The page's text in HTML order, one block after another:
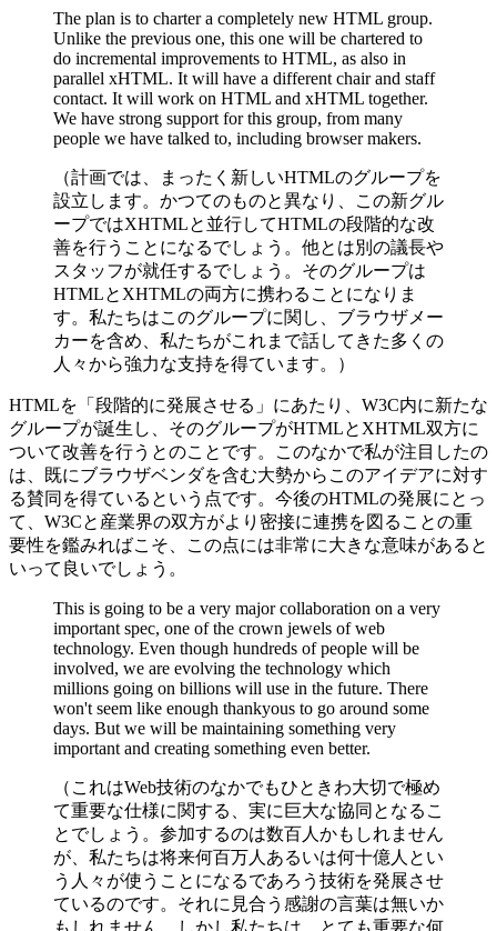
The plan is to charter a completely new HTML group.
Unlike the previous one, this one will be chartered to
do incremental improvements to HTML, as also in
parallel xHTML. It will have a different chair and staff
contact. It will work on HTML and xHTML together.
We have strong support for this group, from many
people we have talked to, including browser makers.
（計画では、まったく新しいHTMLのグループを
設立します。かつてのものと異なり、この新グル
ープではXHTMLと並行してHTMLの段階的な改
善を行うことになるでしょう。他とは別の議長や
スタッフが就任するでしょう。そのグループは
HTMLとXHTMLの両方に携わることになりま
す。私たちはこのグループに関し、ブラウザメー
カーを含め、私たちがこれまで話してきた多くの
人々から強力な支持を得ています。）
HTMLを「段階的に発展させる」にあたり、W3C内に新たな
グループが誕生し、そのグループがHTMLとXHTML双方に
ついて改善を行うとのことです。このなかで私が注目したの
は、既にブラウザベンダを含む大勢からこのアイデアに対す
る賛同を得ているという点です。今後のHTMLの発展にとっ
て、W3Cと産業界の双方がより密接に連携を図ることの重
要性を鑑みればこそ、この点には非常に大きな意味があると
いって良いでしょう。
This is going to be a very major collaboration on a very
important spec, one of the crown jewels of web
technology. Even though hundreds of people will be
involved, we are evolving the technology which
millions going on billions will use in the future. There
won't seem like enough thankyous to go around some
days. But we will be maintaining something very
important and creating something even better.
（これはWeb技術のなかでもひときわ大切で極め
て重要な仕様に関する、実に巨大な協同となるこ
とでしょう。参加するのは数百人かもしれません
が、私たちは将来何百万人あるいは何十億人とい
う人々が使うことになるであろう技術を発展させ
ているのです。それに見合う感謝の言葉は無いか